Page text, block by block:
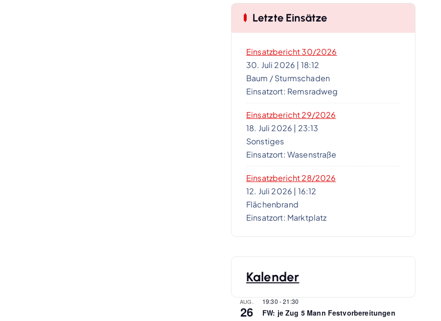
Letzte Einsätze
Einsatzbericht 30/2026
30. Juli 2026 | 18:12
Baum / Sturmschaden
Einsatzort: Remsradweg
Einsatzbericht 29/2026
18. Juli 2026 | 23:13
Sonstiges
Einsatzort: Wasenstraße
Einsatzbericht 28/2026
12. Juli 2026 | 16:12
Flächenbrand
Einsatzort: Marktplatz
Kalender
AUG.
26
19:30 -21:30
FW: je Zug 5 Mann Festvorbereitungen